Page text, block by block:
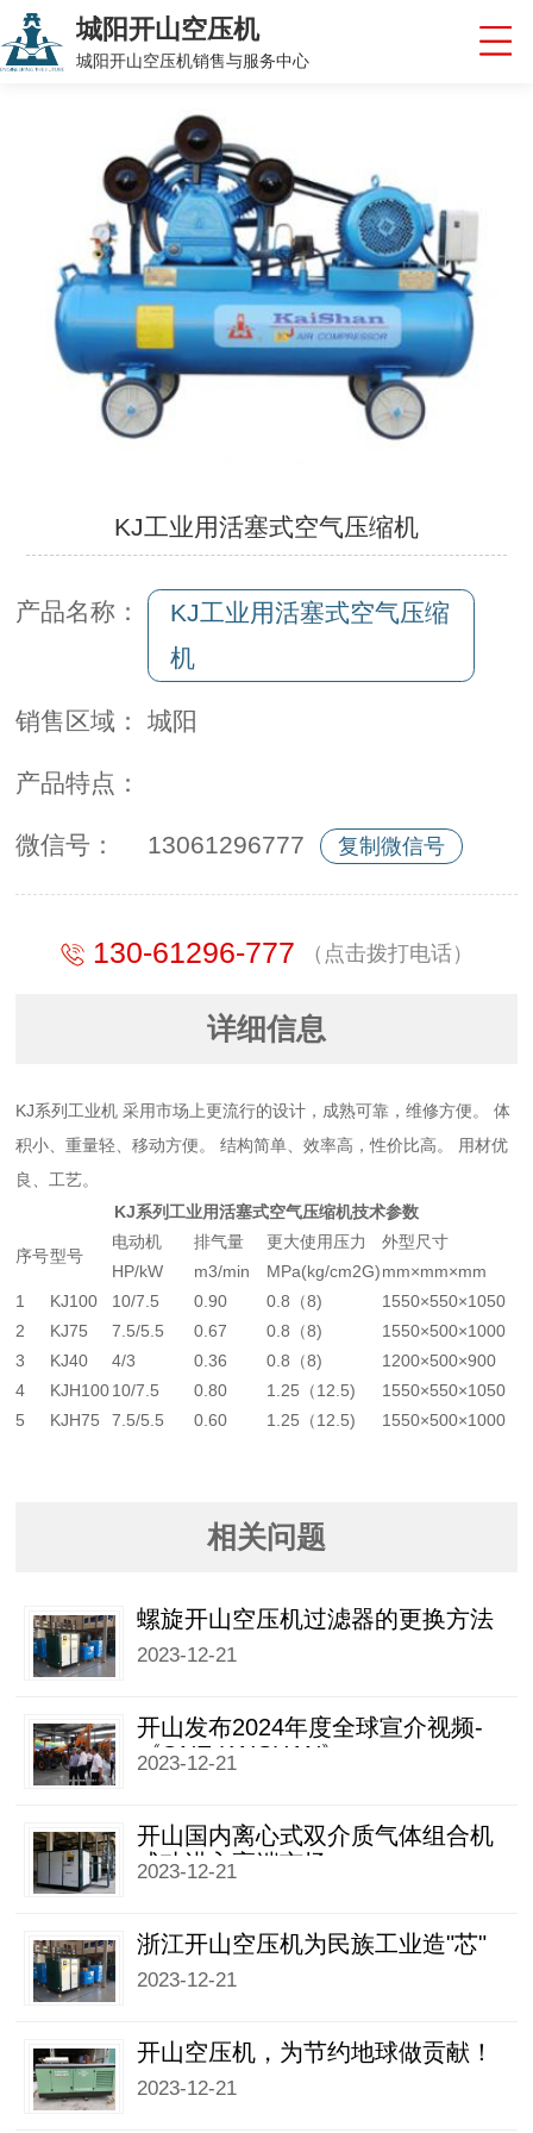
城阳开山空压机
城阳开山空压机销售与服务中心
KJ工业用活塞式空气压缩机
产品名称：
KJ工业用活塞式空气压缩
机
销售区域： 城阳
产品特点：
微信号： 13061296777 复制微信号
130-61296-777 （点击拨打电话）
详细信息
KJ系列工业机 采用市场上更流行的设计，成熟可靠，维修方便。 体
积小、重量轻、移动方便。 结构简单、效率高，性价比高。 用材优
良、工艺。
KJ系列工业用活塞式空气压缩机技术参数
序号型号
电动机 排气量 更大使用压力
外型尺寸
HP/kW
m3/min MPa(kg/cm2G)mm×mm×mm
1
KJ100 10/7.5 0.90 0.8（8)
1550×550×1050
2
KJ75 7.5/5.5 0.67 0.8（8)
1550×500×1000
3
KJ40 4/3 0.36 0.8（8)
1200×500×900
4
KJH10010/7.5 0.80 1.25（12.5)
1550×550×1050
5
KJH75 7.5/5.5 0.60 1.25（12.5) 1550×500×1000
相关问题
螺旋开山空压机过滤器的更换方法
2023-12-21
开山发布2024年度全球宣介视频-
《ONE KAISHAN》
2023-12-21
开山国内离心式双介质气体组合机
成功进入高端市场
2023-12-21
浙江开山空压机为民族工业造"芯"
2023-12-21
开山空压机，为节约地球做贡献！
2023-12-21